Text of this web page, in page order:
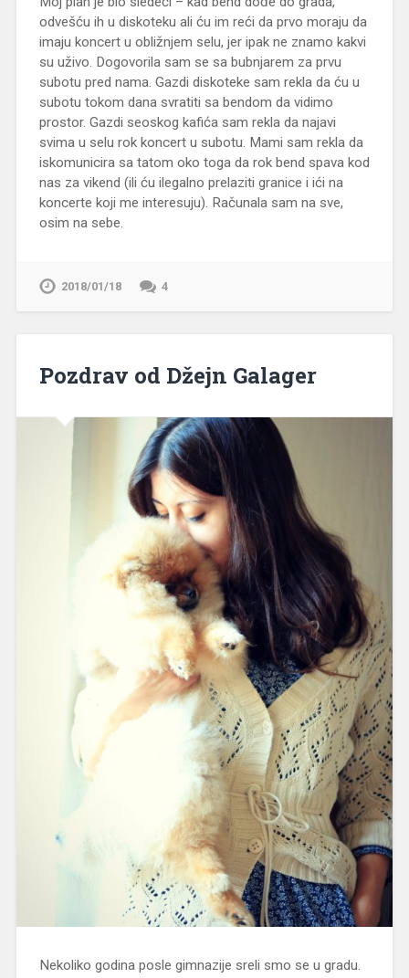
odvešću ih u diskoteku ali ću im reći da prvo moraju da
imaju koncert u obližnjem selu, jer ipak ne znamo kakvi
su uživo. Dogovorila sam se sa bubnjarem za prvu
subotu pred nama. Gazdi diskoteke sam rekla da ću u
subotu tokom dana svratiti sa bendom da vidimo
prostor. Gazdi seoskog kafića sam rekla da najavi
svima u selu rok koncert u subotu. Mami sam rekla da
iskomunicira sa tatom oko toga da rok bend spava kod
nas za vikend (ili ću ilegalno prelaziti granice i ići na
koncerte koji me interesuju). Računala sam na sve,
osim na sebe.
2018/01/18 4
Pozdrav od Džejn Galager
Nekoliko godina posle gimnazije sreli smo se u gradu.